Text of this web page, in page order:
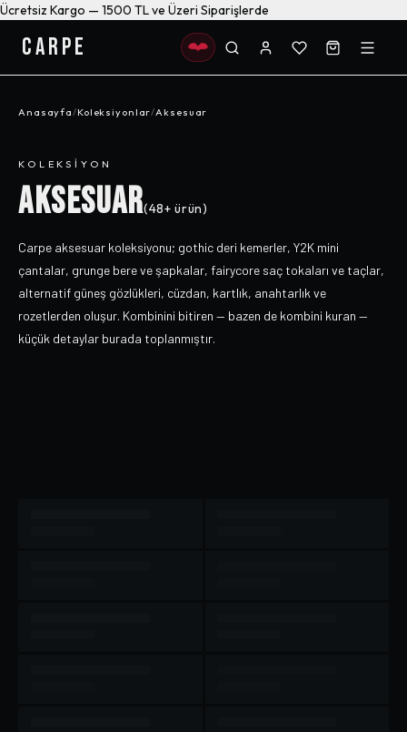
Ücretsiz Kargo — 1500 TL ve Üzeri Siparişlerde
CARPE
Anasayfa/Koleksiyonlar/Aksesuar
KOLEKSIYON
AKSESUAR(48+ ürün)
Carpe aksesuar koleksiyonu; gothic deri kemerler, Y2K mini
çantalar, grunge bere ve şapkalar, fairycore saç tokaları ve taçlar,
alternatif güneş gözlükleri, cüzdan, kartlık, anahtarlık ve
rozetlerden oluşur. Kombinini bitiren — bazen de kombini kuran —
küçük detaylar burada toplanmıştır.